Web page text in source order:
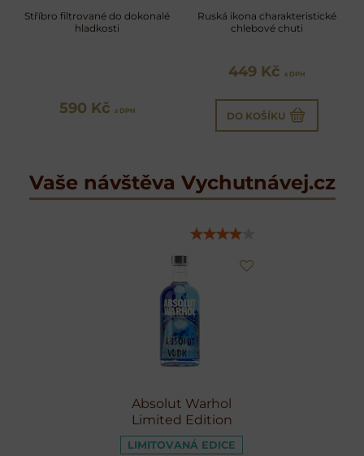
Stříbro filtrované do dokonalé
hladkosti
590 Kč s DPH
Ruská ikona charakteristické
chlebové chuti
449 Kč s DPH
DO KOŠÍKU
Vaše návštěva Vychutnávej.cz
Absolut Warhol
Limited Edition
LIMITOVANÁ EDICE